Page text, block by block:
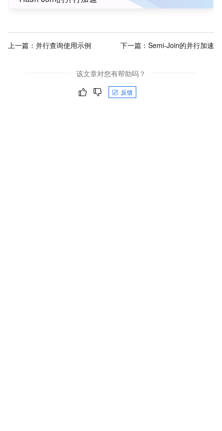
上一篇： 并行查询使用示例 下一篇： Semi-Join的并行加速
该文章对您有帮助吗？
反馈